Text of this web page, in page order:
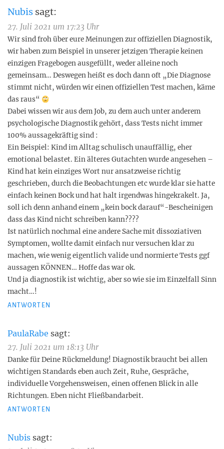
Nubis sagt:
27. Juli 2021 um 17:23 Uhr
Wir sind froh über eure Meinungen zur offiziellen Diagnostik,
wir haben zum Beispiel in unserer jetzigen Therapie keinen
einzigen Fragebogen ausgefüllt, weder alleine noch
gemeinsam… Deswegen heißt es doch dann oft „Die Diagnose
stimmt nicht, würden wir einen offiziellen Test machen, käme
das raus“
Dabei wissen wir aus dem Job, zu dem auch unter anderem
psychologische Diagnostik gehört, dass Tests nicht immer
100% aussagekräftig sind :
Ein Beispiel: Kind im Alltag schulisch unauffällig, eher
emotional belastet. Ein älteres Gutachten wurde angesehen –
Kind hat kein einziges Wort nur ansatzweise richtig
geschrieben, durch die Beobachtungen etc wurde klar sie hatte
einfach keinen Bock und hat halt irgendwas hingekrakelt. Ja,
soll ich denn anhand einem „kein bock darauf“-Bescheinigen
dass das Kind nicht schreiben kann????
Ist natürlich nochmal eine andere Sache mit dissoziativen
Symptomen, wollte damit einfach nur versuchen klar zu
machen, wie wenig eigentlich valide und normierte Tests ggf
aussagen KÖNNEN… Hoffe das war ok.
Und ja diagnostik ist wichtig, aber so wie sie im Einzelfall Sinn
macht…!
ANTWORTEN
PaulaRabe sagt:
27. Juli 2021 um 18:13 Uhr
Danke für Deine Rückmeldung! Diagnostik braucht bei allen
wichtigen Standards eben auch Zeit, Ruhe, Gespräche,
individuelle Vorgehensweisen, einen offenen Blick in alle
Richtungen. Eben nicht Fließbandarbeit.
ANTWORTEN
Nubis sagt: